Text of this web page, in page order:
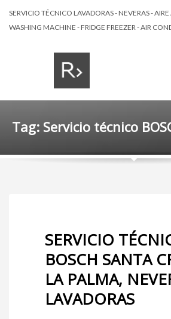
SERVICIO TÉCNICO LAVADORAS - NEVERAS -
WASHING MACHINE - FRIDGE FREEZER - AIR
Tag: Servicio técnico
SERVICIO
BOSCH SANTA
LA PALMA,
LAVADORAS